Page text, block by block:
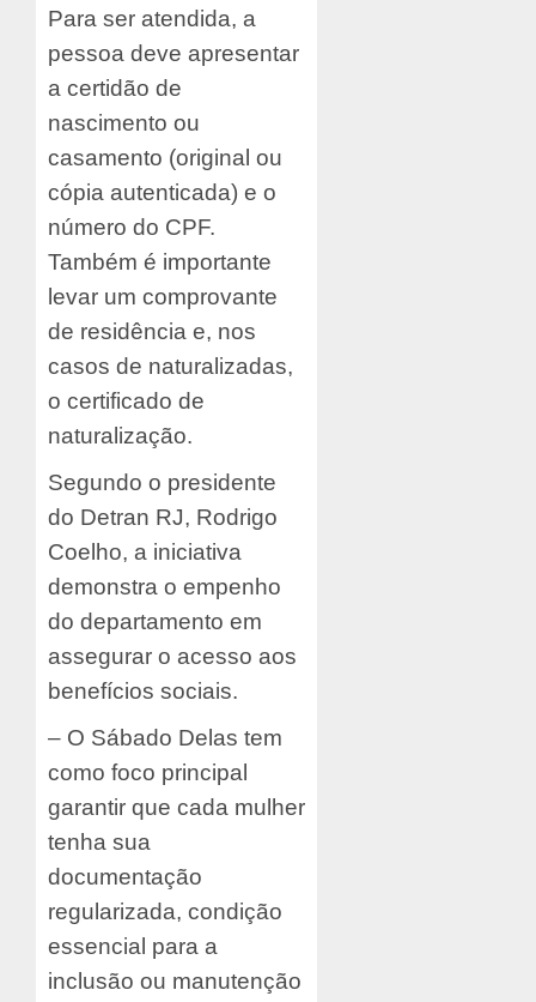
Para ser atendida, a
pessoa deve apresentar
a certidão de
nascimento ou
casamento (original ou
cópia autenticada) e o
número do CPF.
Também é importante
levar um comprovante
de residência e, nos
casos de naturalizadas,
o certificado de
naturalização.
Segundo o presidente
do Detran RJ, Rodrigo
Coelho, a iniciativa
demonstra o empenho
do departamento em
assegurar o acesso aos
benefícios sociais.
– O Sábado Delas tem
como foco principal
garantir que cada mulher
tenha sua
documentação
regularizada, condição
essencial para a
inclusão ou manutenção